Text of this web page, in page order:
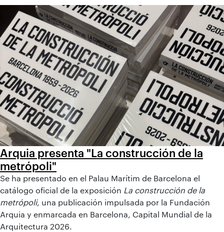
Arquia presenta "La construcción de la
metrópoli"
Se ha presentado en el Palau Marítim de Barcelona el
catálogo oficial de la exposición La construcción de la
metrópoli, una publicación impulsada por la Fundación
Arquia y enmarcada en Barcelona, Capital Mundial de la
Arquitectura 2026.